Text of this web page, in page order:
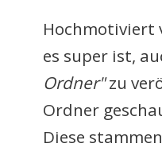
Hochmotiviert
es super ist,
Ordner"zu
Ordner
Diese